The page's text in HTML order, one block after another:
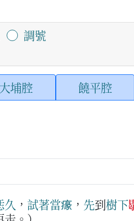
調號
大埔腔 饒平腔
久 ， 試著當𤸁 ， 先到樹下